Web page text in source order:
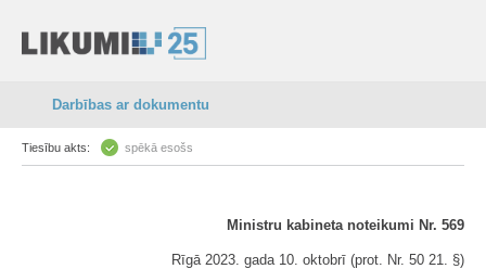
Darbības ar dokumentu
Tiesību akts: spēkā esošs
Ministru kabineta noteikumi Nr. 569
Rīgā 2023. gada 10. oktobrī (prot. Nr. 50 21. §)